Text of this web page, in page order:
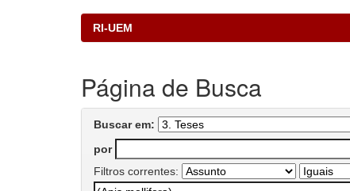
RI-UEM
Página de Busca
Buscar em:
por
Filtros correntes: